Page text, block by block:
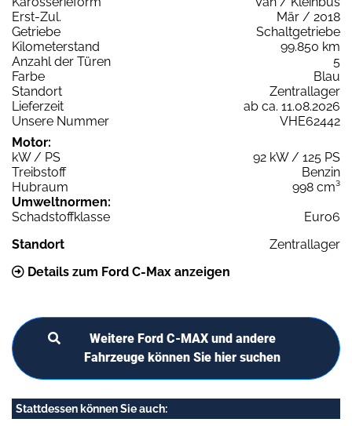
Erst-Zul.
Mär / 2018
Getriebe
Schaltgetriebe
Kilometerstand
99.850 km
Anzahl der Türen
5
Farbe
Blau
Standort
Zentrallager
Lieferzeit
ab ca. 11.08.2026
Unsere Nummer
VHE62442
Motor:
kW / PS
92 kW / 125 PS
Treibstoff
Benzin
Hubraum
998 cm³
Umweltnormen:
Schadstoffklasse
Euro6
Standort
Zentrallager
Details zum Ford C-Max anzeigen
Weitere Ford C-MAX und andere
Fahrzeuge können Sie hier suchen
Stattdessen können Sie auch: